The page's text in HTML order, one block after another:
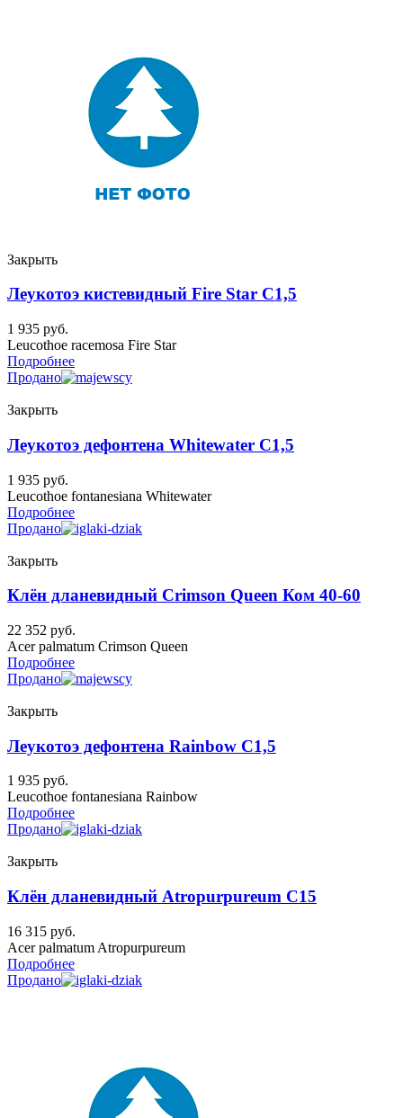
Закрыть
Леукотоэ кистевидный Fire Star C1,5
1 935 руб.
Leucothoe racemosa Fire Star
Подробнее
Продано
Закрыть
Леукотоэ дефонтена Whitewater C1,5
1 935 руб.
Leucothoe fontanesiana Whitewater
Подробнее
Продано
Закрыть
Клён дланевидный Crimson Queen Ком 40-60
22 352 руб.
Acer palmatum Crimson Queen
Подробнее
Продано
Закрыть
Леукотоэ дефонтена Rainbow C1,5
1 935 руб.
Leucothoe fontanesiana Rainbow
Подробнее
Продано
Закрыть
Клён дланевидный Atropurpureum C15
16 315 руб.
Acer palmatum Atropurpureum
Подробнее
Продано